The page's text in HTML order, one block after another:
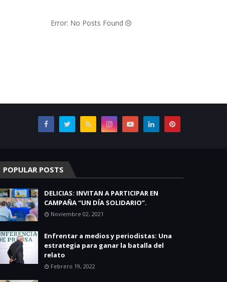
Error: No Posts Found
POPULAR POSTS
DELICIAS: INVITAN A PARTICIPAR EN
CAMPAÑA “UN DÍA SOLIDARIO”.
Noviembre 02, 2021
Enfrentar a medios y periodistas: Una
estrategia para ganar la batalla del
relato
Febrero 19, 2022